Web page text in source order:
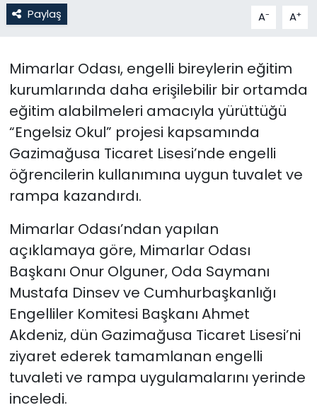
Paylaş A- A+
Mimarlar Odası, engelli bireylerin eğitim
kurumlarında daha erişilebilir bir ortamda
eğitim alabilmeleri amacıyla yürüttüğü
“Engelsiz Okul” projesi kapsamında
Gazimağusa Ticaret Lisesi’nde engelli
öğrencilerin kullanımına uygun tuvalet ve
rampa kazandırdı.
Mimarlar Odası’ndan yapılan
açıklamaya göre, Mimarlar Odası
Başkanı Onur Olguner, Oda Saymanı
Mustafa Dinsev ve Cumhurbaşkanlığı
Engelliler Komitesi Başkanı Ahmet
Akdeniz, dün Gazimağusa Ticaret Lisesi’ni
ziyaret ederek tamamlanan engelli
tuvaleti ve rampa uygulamalarını yerinde
inceledi.
Politika
Spor
Teknoloji
TÜRKiYE
Video Galeri
YAŞAM
Yazarlar